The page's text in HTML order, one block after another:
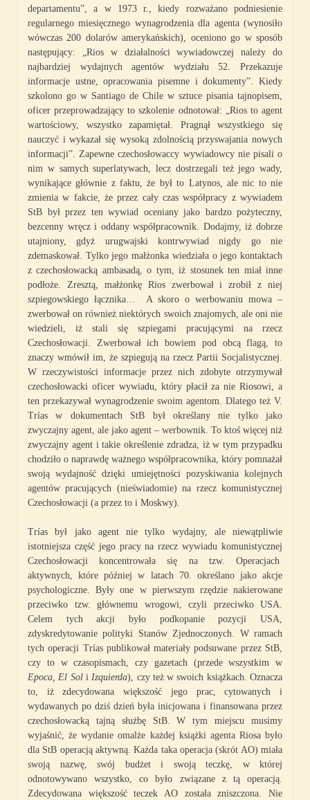
departamentu”, a w 1973 r., kiedy rozważano podniesienie
regularnego miesięcznego wynagrodzenia dla agenta (wynosiło
wówczas 200 dolarów amerykańskich), oceniono go w sposób
następujący: „Rios w działalności wywiadowczej należy do
najbardziej wydajnych agentów wydziału 52. Przekazuje
informacje ustne, opracowania pisemne i dokumenty”. Kiedy
szkolono go w Santiago de Chile w sztuce pisania tajnopisem,
oficer przeprowadzający to szkolenie odnotował: „Rios to agent
wartościowy, wszystko zapamiętał. Pragnął wszystkiego się
nauczyć i wykazał się wysoką zdolnością przyswajania nowych
informacji”. Zapewne czechosłowaccy wywiadowcy nie pisali o
nim w samych superlatywach, lecz dostrzegali też jego wady,
wynikające głównie z faktu, że był to Latynos, ale nic to nie
zmienia w fakcie, że przez cały czas współpracy z wywiadem
StB był przez ten wywiad oceniany jako bardzo pożyteczny,
bezcenny wręcz i oddany współpracownik. Dodajmy, iż dobrze
utajniony, gdyż urugwajski kontrwywiad nigdy go nie
zdemaskował. Tylko jego małżonka wiedziała o jego kontaktach
z czechosłowacką ambasadą, o tym, iż stosunek ten miał inne
podłoże. Zresztą, małżonkę Rios zwerbował i zrobił z niej
szpiegowskiego łącznika… A skoro o werbowaniu mowa –
zwerbował on również niektórych swoich znajomych, ale oni nie
wiedzieli, iż stali się szpiegami pracującymi na rzecz
Czechosłowacji. Zwerbował ich bowiem pod obcą flagą, to
znaczy wmówił im, że szpiegują na rzecz Partii Socjalistycznej.
W rzeczywistości informacje przez nich zdobyte otrzymywał
czechosłowacki oficer wywiadu, który płacił za nie Riosowi, a
ten przekazywał wynagrodzenie swoim agentom. Dlatego też V.
Trías w dokumentach StB był określany nie tylko jako
zwyczajny agent, ale jako agent – werbownik. To ktoś więcej niż
zwyczajny agent i takie określenie zdradza, iż w tym przypadku
chodziło o naprawdę ważnego współpracownika, który pomnażał
swoją wydajność dzięki umiejętności pozyskiwania kolejnych
agentów pracujących (nieświadomie) na rzecz komunistycznej
Czechosłowacji (a przez to i Moskwy).
Trías był jako agent nie tylko wydajny, ale niewątpliwie
istotniejsza część jego pracy na rzecz wywiadu komunistycznej
Czechosłowacji koncentrowała się na tzw. Operacjach
aktywnych, które później w latach 70. określano jako akcje
psychologiczne. Były one w pierwszym rzędzie nakierowane
przeciwko tzw. głównemu wrogowi, czyli przeciwko USA.
Celem tych akcji było podkopanie pozycji USA,
zdyskredytowanie polityki Stanów Zjednoczonych. W ramach
tych operacji Trías publikował materiały podsuwane przez StB,
czy to w czasopismach, czy gazetach (przede wszystkim w
Epoca, El Soli Izquierda), czy też w swoich książkach. Oznacza
to, iż zdecydowana większość jego prac, cytowanych i
wydawanych po dziś dzień była inicjowana i finansowana przez
czechosłowacką tajną służbę StB. W tym miejscu musimy
wyjaśnić, że wydanie omalże każdej książki agenta Riosa było
dla StB operacją aktywną. Każda taka operacja (skrót AO) miała
swoją nazwę, swój budżet i swoją teczkę, w której
odnotowywano wszystko, co było związane z tą operacją.
Zdecydowana większość teczek AO została zniszczona. Nie